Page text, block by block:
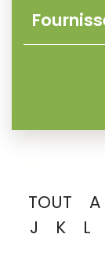
TOUT A
J
K L